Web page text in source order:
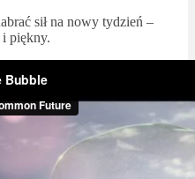
sił na nowy tydzień –
piękny.